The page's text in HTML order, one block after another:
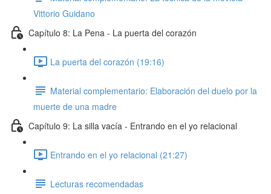
Vittorio Guidano
Capítulo 8: La Pena - La puerta del corazón
La puerta del corazón (19:16)
Material complementario: Elaboración del duelo por la
muerte de una madre
Capítulo 9: La silla vacía - Entrando en el yo relacional
Entrando en el yo relacional (21:27)
Lecturas recomendadas